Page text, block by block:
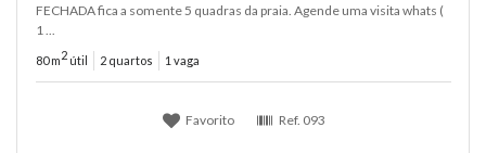
FECHADA fica a somente 5 quadras da praia. Agende uma visita whats (
1 ...
80 m2 útil 2 quartos 1 vaga
Favorito Ref. 093